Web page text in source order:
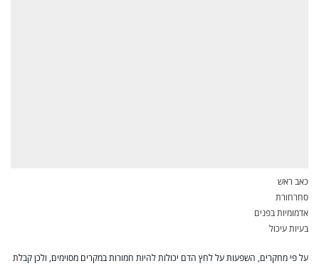
כאב ראש
סחרחורת
אדמומיות בפנים
בעיות עיכול
על פי מחקרים, השפעות על לחץ הדם יכולות להיות חמורות במקרים מסוימים, ולכן קבלת